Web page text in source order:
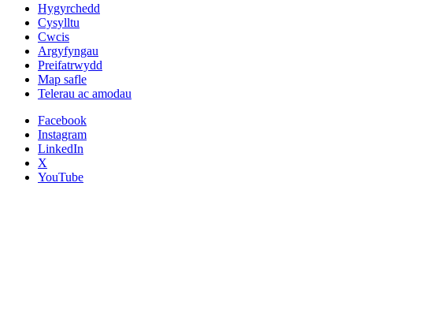
Hygyrchedd
Cysylltu
Cwcis
Argyfyngau
Preifatrwydd
Map safle
Telerau ac amodau
Facebook
Instagram
LinkedIn
X
YouTube